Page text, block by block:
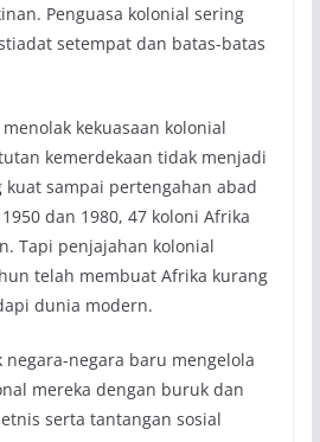
Penguasa kolonial sering
setempat dan batas-batas
kekuasaan kolonial
kemerdekaan tidak menjadi
kuat sampai pertengahan abad
dan 1980, 47 koloni Afrika
Tapi penjajahan kolonial
telah membuat Afrika kurang
dunia modern.
negara-negara baru mengelola
mereka dengan buruk dan
serta tantangan sosial